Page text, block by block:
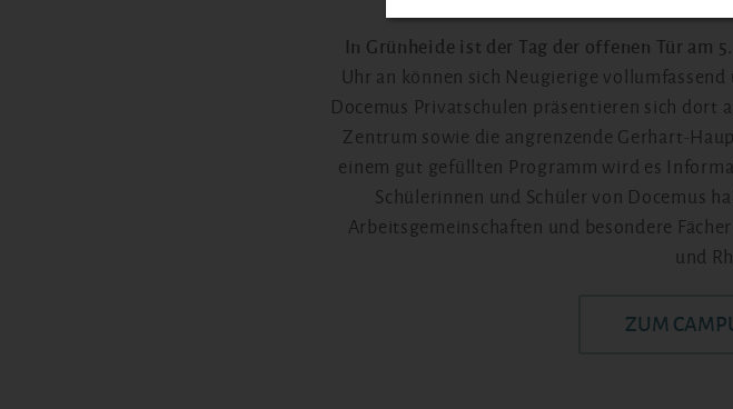
In Grünheide ist der Tag der offenen Tür am
Uhr an können sich Neugierige
Docemus Privatschulen präsentieren sich dort
Zentrum sowie die angrenzende Gerhart-
einem gut gefüllten Programm wird es
Schülerinnen und Schüler von Docemus
Arbeitsgemeinschaften und besondere
und
ZUM